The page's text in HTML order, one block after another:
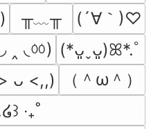
╥﹏╥
(´∀｀)♡
‸ ◟ㆀ) (*ᴗ͈ˬᴗ͈)ꕤ*.ﾟ
ᴗ <,,)
（＾ω＾）
꒱ ‧₊˚